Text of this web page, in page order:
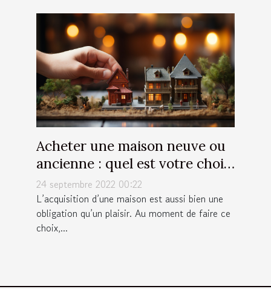
Acheter une maison neuve ou
ancienne : quel est votre choix
?
24 septembre 2022 00:22
L’acquisition d’une maison est aussi bien une
obligation qu’un plaisir. Au moment de faire ce
choix,...